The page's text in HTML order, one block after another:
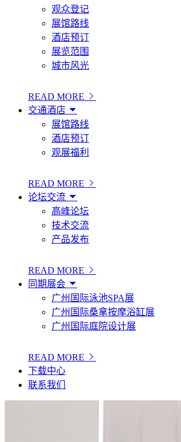
观众登记
展馆路线
酒店预订
展览范围
城市风光
READ MORE
交通酒店
展馆路线
酒店预订
观展福利
READ MORE
论坛交流
高峰论坛
技术交流
产品发布
READ MORE
同期展会
广州国际泳池SPA展
广州国际桑拿按摩浴缸展
广州国际庭院设计展
READ MORE
下载中心
联系我们